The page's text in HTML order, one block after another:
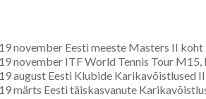
november Eesti meeste Masters II koht
november ITF World Tennis Tour M15,
august Eesti Klubide Karikavõistlused
märts Eesti täiskasvanute